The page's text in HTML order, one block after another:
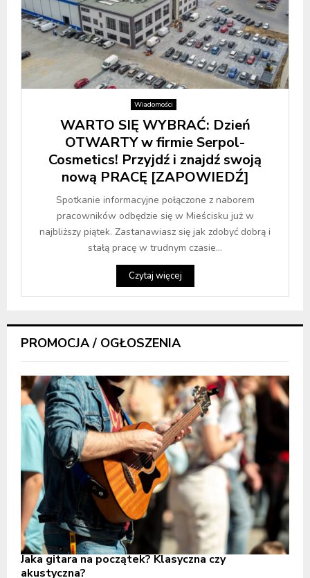
Wiadomości
WARTO SIĘ WYBRAĆ: Dzień
OTWARTY w firmie Serpol-
Cosmetics! Przyjdź i znajdź swoją
nową PRACĘ [ZAPOWIEDŹ]
Spotkanie informacyjne połączone z naborem
pracowników odbędzie się w Mieścisku już w
najbliższy piątek. Zastanawiasz się jak zdobyć dobrą i
stałą pracę w trudnym czasie...
Czytaj więcej
PROMOCJA / OGŁOSZENIA
Jaka gitara na początek? Klasyczna czy
akustyczna?